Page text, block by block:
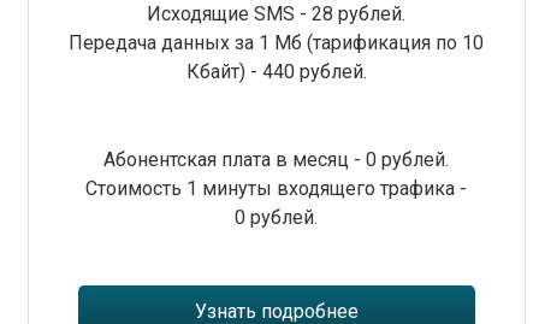
Исходящие SMS - 28 рублей.
Передача данных за 1 Мб (тарификация по 10
Кбайт) - 440 рублей.
Абонентская плата в месяц - 0 рублей.
Стоимость 1 минуты входящего трафика -
0 рублей.
Узнать подробнее